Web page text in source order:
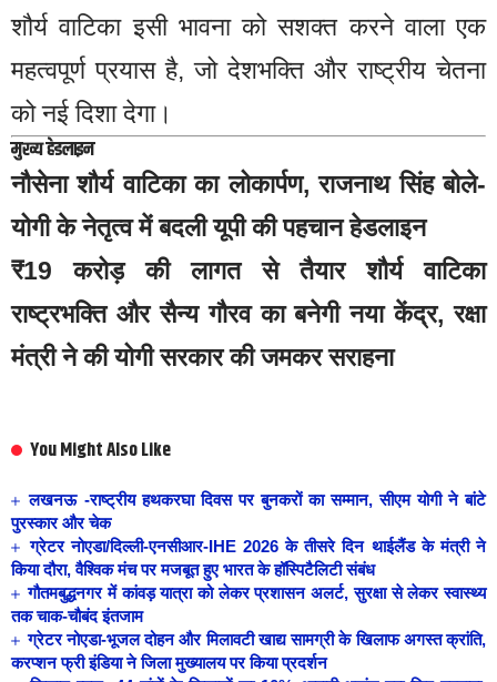
शौर्य वाटिका इसी भावना को सशक्त करने वाला एक
महत्वपूर्ण प्रयास है, जो देशभक्ति और राष्ट्रीय चेतना
को नई दिशा देगा।
मुख्य हेडलाइन
नौसेना शौर्य वाटिका का लोकार्पण, राजनाथ सिंह बोले-
योगी के नेतृत्व में बदली यूपी की पहचानहेडलाइन
₹19 करोड़ की लागत से तैयार शौर्य वाटिका
राष्ट्रभक्ति और सैन्य गौरव का बनेगी नया केंद्र, रक्षा
मंत्री ने की योगी सरकार की जमकर सराहना
You Might Also Like
लखनऊ -राष्ट्रीय हथकरघा दिवस पर बुनकरों का सम्मान, सीएम योगी ने बांटे
पुरस्कार और चेक
ग्रेटर नोएडा/दिल्ली-एनसीआर-IHE 2026 के तीसरे दिन थाईलैंड के मंत्री ने
किया दौरा, वैश्विक मंच पर मजबूत हुए भारत के हॉस्पिटैलिटी संबंध
गौतमबुद्धनगर में कांवड़ यात्रा को लेकर प्रशासन अलर्ट, सुरक्षा से लेकर स्वास्थ्य
तक चाक-चौबंद इंतजाम
ग्रेटर नोएडा-भूजल दोहन और मिलावटी खाद्य सामग्री के खिलाफ अगस्त क्रांति,
करप्शन फ्री इंडिया ने जिला मुख्यालय पर किया प्रदर्शन